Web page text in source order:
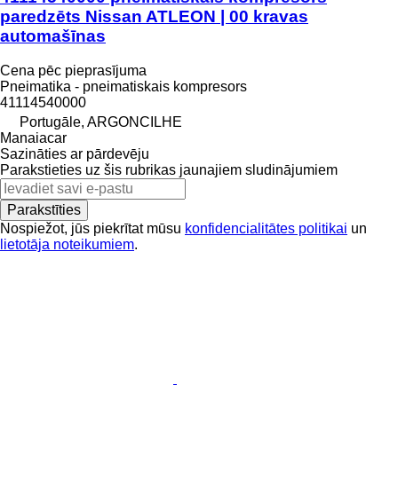
paredzēts Nissan ATLEON | 00 kravas
automašīnas
Cena pēc pieprasījuma
Pneimatika - pneimatiskais kompresors
41114540000
Portugāle, ARGONCILHE
Manaiacar
Sazināties ar pārdevēju
Parakstieties uz šis rubrikas jaunajiem sludinājumiem
Parakstīties
Nospiežot, jūs piekrītat mūsu konfidencialitātes politikai un
lietotāja noteikumiem.